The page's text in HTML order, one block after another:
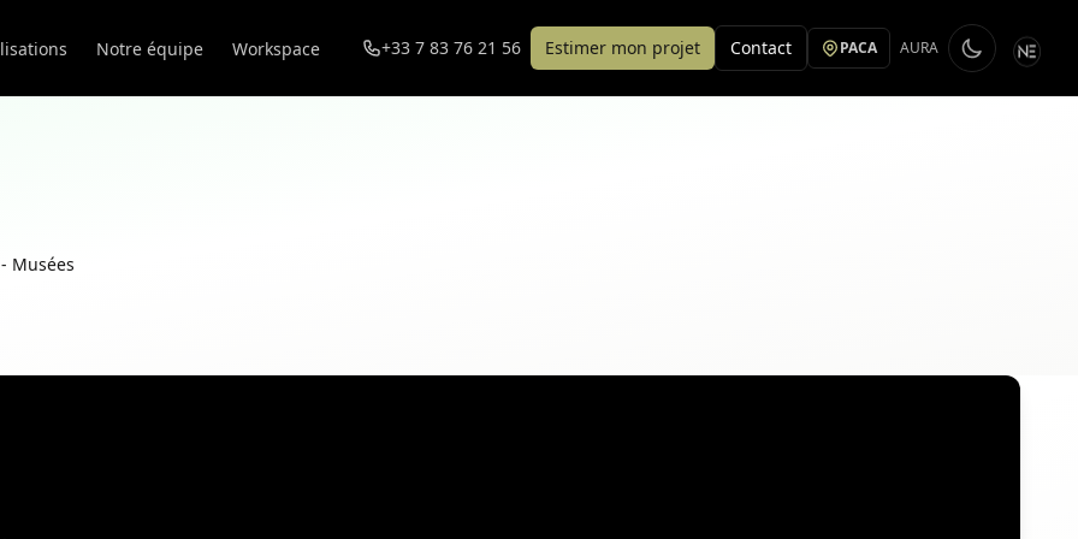
Notre équipe Workspace +33 7 83 76 21 56 Estimer mon projet Contact PACA AURA
- Musées